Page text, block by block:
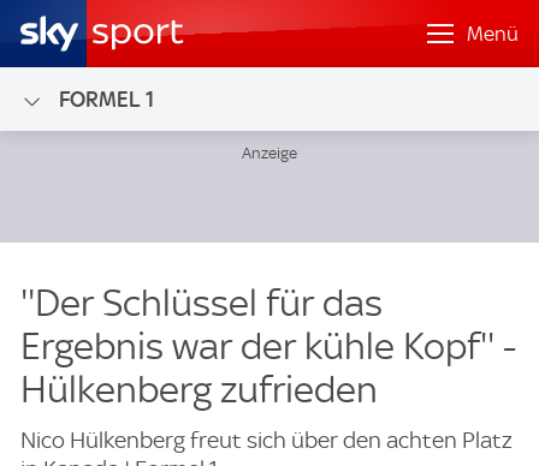
Menü
FORMEL 1
''Der Schlüssel für das
Ergebnis war der kühle Kopf'' -
Hülkenberg zufrieden
Nico Hülkenberg freut sich über den achten Platz